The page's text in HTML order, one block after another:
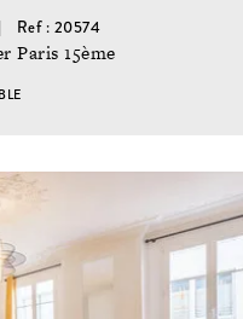
Ref : 20574
Paris 15ème